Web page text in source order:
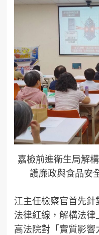
嘉檢前進衛生局解
護廉政與食品安
江主任檢察官首先
法律紅線，解構法
高法院對「實質影